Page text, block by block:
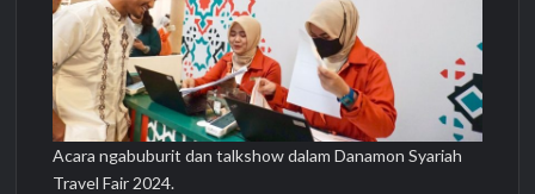
Acara ngabuburit dan talkshow dalam Danamon Syariah
Travel Fair 2024.